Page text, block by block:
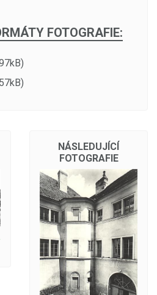
FOTOGRAFIE:
NÁSLEDUJÍCÍ
FOTOGRAFIE